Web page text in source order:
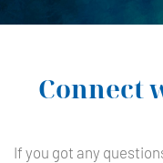
Connect
If you got any